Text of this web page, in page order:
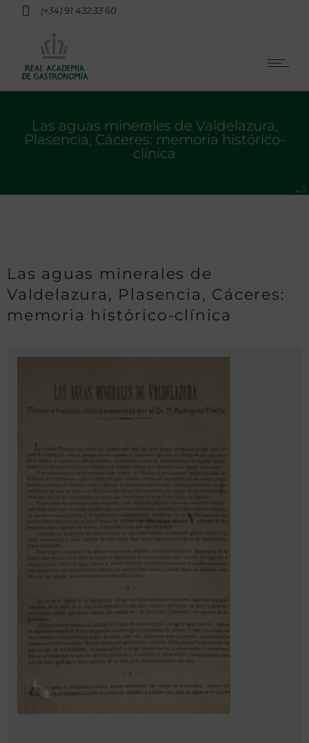
(+34) 91 432 33 60
Las aguas minerales de Valdelazura,
Plasencia, Cáceres: memoria histórico-
clínica
Las aguas minerales de
Valdelazura, Plasencia, Cáceres:
memoria histórico-clínica